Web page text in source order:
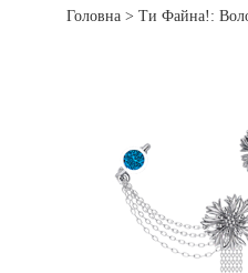
Головна > Ти Файна!: